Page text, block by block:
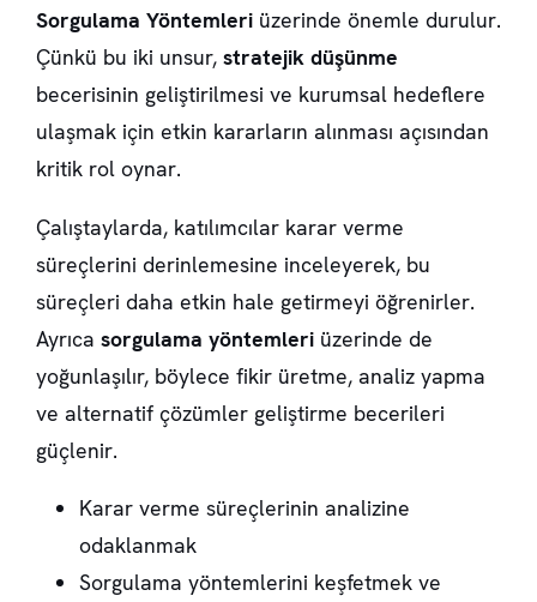
Sorgulama Yöntemleri üzerinde önemle durulur.
Çünkü bu iki unsur, stratejik düşünme
becerisinin geliştirilmesi ve kurumsal hedeflere
ulaşmak için etkin kararların alınması açısından
kritik rol oynar.
Çalıştaylarda, katılımcılar karar verme
süreçlerini derinlemesine inceleyerek, bu
süreçleri daha etkin hale getirmeyi öğrenirler.
Ayrıca sorgulama yöntemleri üzerinde de
yoğunlaşılır, böylece fikir üretme, analiz yapma
ve alternatif çözümler geliştirme becerileri
güçlenir.
Karar verme süreçlerinin analizine
odaklanmak
Sorgulama yöntemlerini keşfetmek ve